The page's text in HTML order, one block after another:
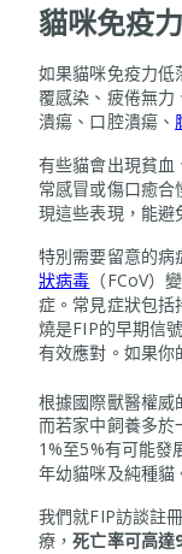
貓咪免疫
如果貓咪免疫力低
覆感染、疲倦無力
潰瘍、口腔潰瘍、
有些貓會出現貧血
常感冒或傷口癒
現這些表現，能避
特別需要留意的病
狀病毒 （FCoV）
症。常見症狀包括
燒是FIP的早期信
有效應對。如果你
根據國際獸醫權威
而若家中飼養多於
1%至5%有可能發
年幼貓咪及純種貓
我們就FIP訪談註
療，死亡率可高達